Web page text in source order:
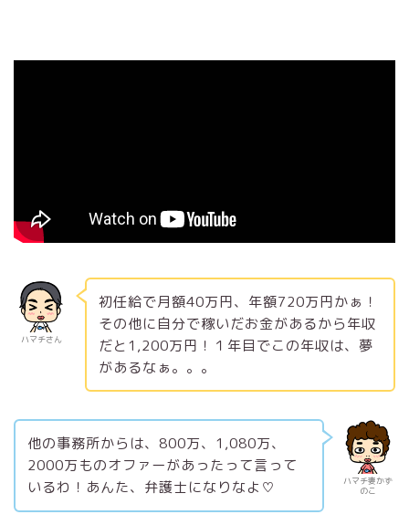
ハマチさん
初任給で月額40万円、年額720万円かぁ！
その他に自分で稼いだお金があるから年収
だと1,200万円！１年目でこの年収は、夢
があるなぁ。。。
ハマチ妻かず
のこ
他の事務所からは、800万、1,080万、
2000万ものオファーがあったって言って
いるわ！あんた、弁護士になりなよ♡